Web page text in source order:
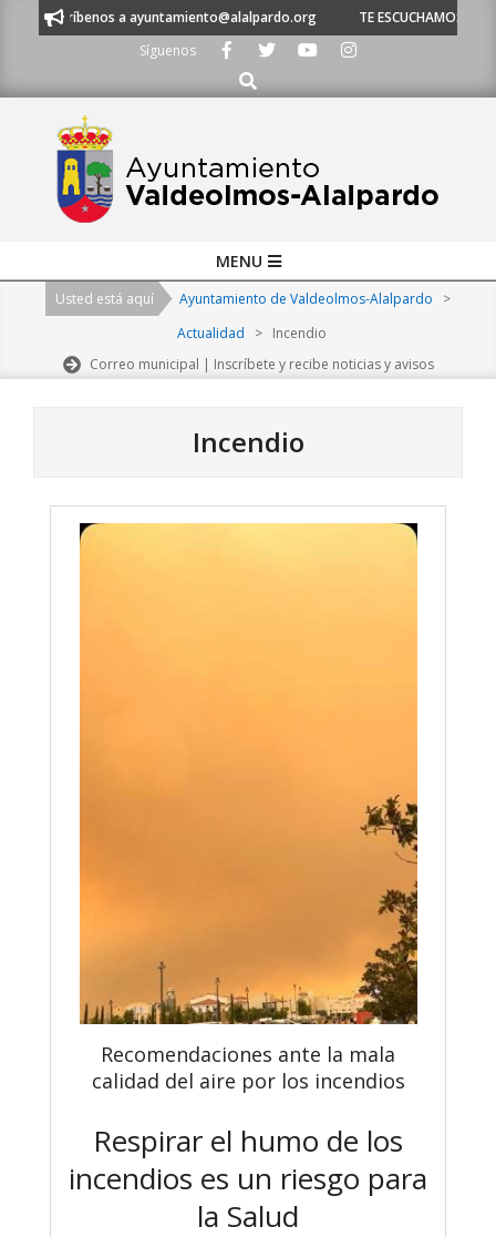
a ayuntamiento@alalpardo.org
TE ESCUCHAMOS - Llámanos
Síguenos
Buscar
Navigation
MENU
Usted está aquí Ayuntamiento de Valdeolmos-Alalpardo
>
Actualidad
> Incendio
Correo municipal | Inscríbete y recibe noticias y avisos
Incendio
Recomendaciones ante la mala
calidad del aire por los incendios
Respirar el humo de los
incendios es un riesgo para
la Salud